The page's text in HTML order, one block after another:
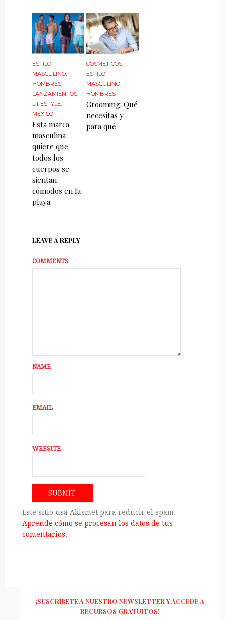
ESTILO
MASCULINO,
HOMBRES,
LANZAMIENTOS,
LIFESTYLE,
MÉXICO
Esta marca
masculina
quiere que
todos los
cuerpos se
sientan
cómodos en la
playa
COSMÉTICOS,
ESTILO
MASCULINO,
HOMBRES
Grooming: Qué
necesitas y
para qué
LEAVE A REPLY
COMMENTS
NAME
EMAIL
WEBSITE
Este sitio usa Akismet para reducir el spam.
Aprende cómo se procesan los datos de tus
comentarios.
¡SUSCRÍBETE A NUESTRO NEWSLETTER Y ACCEDE A
RECURSOS GRATUITOS!